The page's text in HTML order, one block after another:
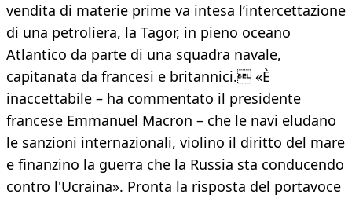
vendita di materie prime va intesa l’intercettazione
di una petroliera, la Tagor, in pieno oceano
Atlantico da parte di una squadra navale,
capitanata da francesi e britannici. «È
inaccettabile – ha commentato il presidente
francese Emmanuel Macron – che le navi eludano
le sanzioni internazionali, violino il diritto del mare
e finanzino la guerra che la Russia sta conducendo
contro l'Ucraina». Pronta la risposta del portavoce